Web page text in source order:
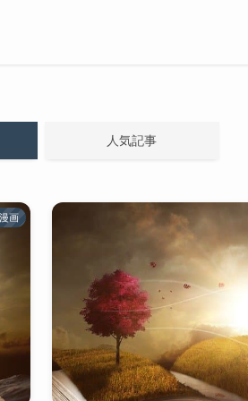
人気記事
画